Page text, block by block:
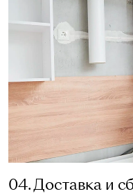
04. Доставка и